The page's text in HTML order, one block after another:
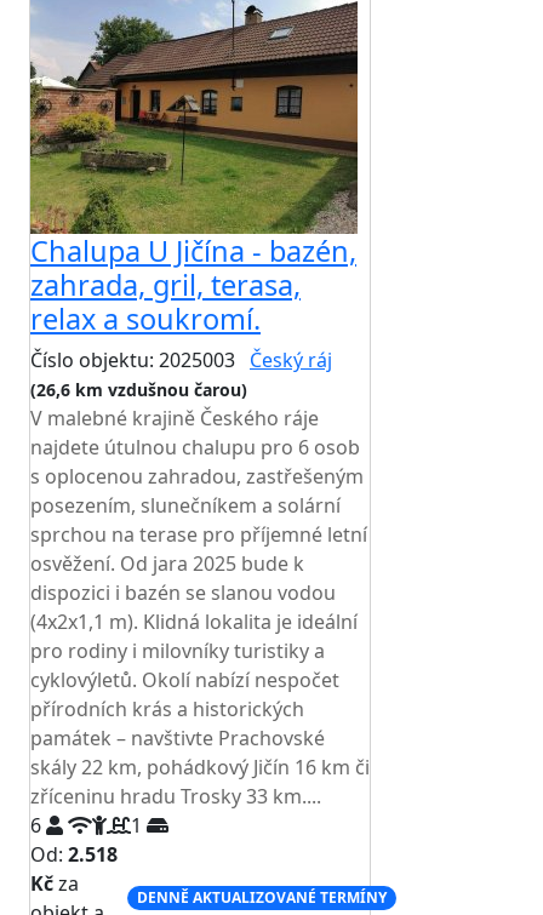
Chalupa U Jičína - bazén,
zahrada, gril, terasa,
relax a soukromí.
Číslo objektu: 2025003 Český ráj
(26,6 km vzdušnou čarou)
V malebné krajině Českého ráje
najdete útulnou chalupu pro 6 osob
s oplocenou zahradou, zastřešeným
posezením, slunečníkem a solární
sprchou na terase pro příjemné letní
osvěžení. Od jara 2025 bude k
dispozici i bazén se slanou vodou
(4x2x1,1 m). Klidná lokalita je ideální
pro rodiny i milovníky turistiky a
cyklovýletů. Okolí nabízí nespočet
přírodních krás a historických
památek – navštivte Prachovské
skály 22 km, pohádkový Jičín 16 km či
zříceninu hradu Trosky 33 km....
6
1
Od: 2.518
Kčza
DENNĚ AKTUALIZOVANÉ TERMÍNY